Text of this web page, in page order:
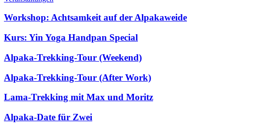
Workshop: Achtsamkeit auf der Alpakaweide
Kurs: Yin Yoga Handpan Special
Alpaka-Trekking-Tour (Weekend)
Alpaka-Trekking-Tour (After Work)
Lama-Trekking mit Max und Moritz
Alpaka-Date für Zwei